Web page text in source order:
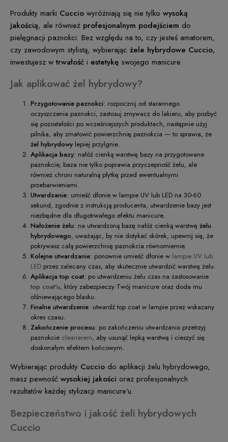
Produkty marki Cuccio wyróżniają się nie tylko wysoką
jakością, ale również profesjonalnym podejściem do
pielęgnacji paznokci. Bez względu na to, czy jesteś amatorem,
czy zawodowym stylistą, wybierając żele hybrydowe Cuccio,
inwestujesz w trwałość i estetykę swojego manicure.
Jak aplikować żel hybrydowy?
Przygotowanie paznokci: rozpocznij od starannego
oczyszczenia paznokci, zastosuj zmywacz do lakieru, aby pozbyć
się pozostałości po wcześniejszych produktach, następnie użyj
pilnika, aby zmatowić powierzchnię paznokcia — to sprawia, że
żel hybrydowy lepiej przylgnie.
Aplikacja bazy: nałóż cienką warstwę bazy na przygotowane
paznokcie, baza nie tylko poprawia przyczepność żelu, ale
również chroni naturalną płytkę przed ewentualnymi
przebarwieniami.
Utwardzanie: umieść dłonie w lampie UV lub LED na 30-60
sekund, zgodnie z instrukcją producenta, utwardzenie bazy jest
niezbędne dla długotrwałego efektu manicure.
Nałożenie żelu: na utwardzoną bazę nałóż cienką warstwę żelu
hybrydowego, uważając, by nie dotykać skórek, upewnij się, że
pokrywasz całą powierzchnię paznokcia równomiernie.
Kolejne utwardzanie: ponownie umieść dłonie w lampie UV lub
LED przez zalecany czas, aby skutecznie utwardzić warstwę żelu.
Aplikacja top coat: po utwardzeniu żelu czas na zastosowanie
top coat'u, który zabezpieczy Twój manicure oraz doda mu
olśniewającego blasku.
Finalne utwardzenie: utwardź top coat w lampie przez wskazany
okres czasu.
Zakończenie procesu: po zakończeniu utwardzania przetrzyj
paznokcie cleanerem, aby usunąć lepką warstwę i cieszyć się
doskonałym efektem końcowym.
Wybierając produkty Cuccio do aplikacji żelu hybrydowego,
masz pewność wysokiej jakości oraz profesjonalnych
rezultatów każdej stylizacji manicure'u.
Bezpieczeństwo i jakość żeli hybrydowych
Cuccio